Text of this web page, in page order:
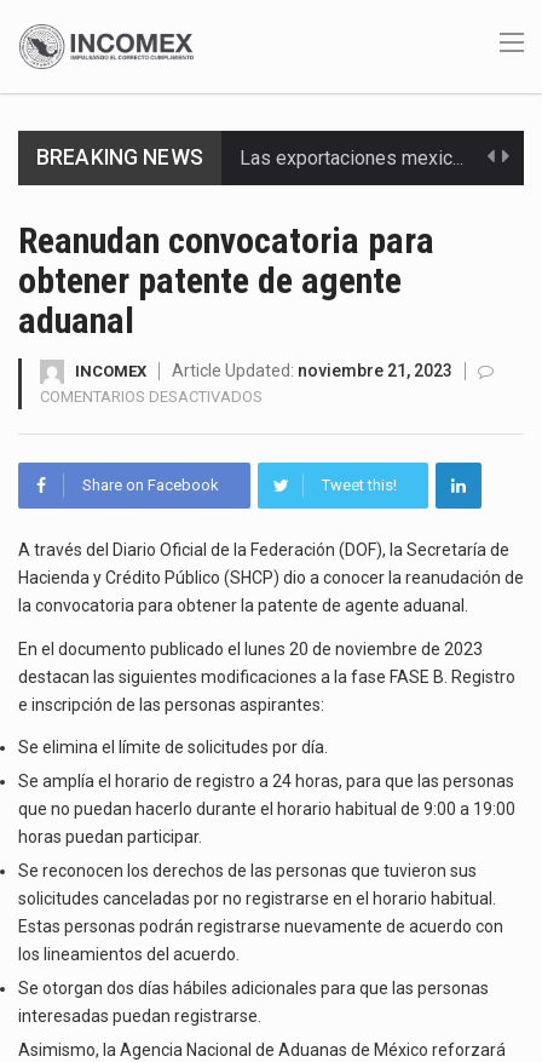
BREAKING NEWS Las exportaciones mexicanas de vehículos ligeros disminuyeron 9.67 % en julio a tasa anual, alcanzando…
Ante la suspensión temporal de las inspecciones sanitarias del Departamento de Agricultura de Estados Unidos…
Los créditos fiscales determinados a empresas IMMEX rara vez nacen de una interpretación equivocada de…
La inversión fija bruta en México registró un aumento de 1.1% interanual en mayo de…
El gobierno de Estados Unidos anunciará un arancel del 15 % sobre los productos fabricados…
El Departamento de Agricultura de Estados Unidos (USDA) suspendió el 5 de agosto de 2026…
Reanudan convocatoria para
obtener patente de agente
aduanal
INCOMEX Article Updated: noviembre 21, 2023
COMENTARIOS DESACTIVADOS
OBTENER
DE
AGENTE
ADUANAL
Share on Facebook Tweet this!
A través del Diario Oficial de la Federación (DOF), la Secretaría de
Hacienda y Crédito Público (SHCP) dio a conocer la reanudación de
la convocatoria para obtener la patente de agente aduanal.
En el documento publicado el lunes 20 de noviembre de 2023
destacan las siguientes modificaciones a la fase FASE B. Registro
e inscripción de las personas aspirantes:
Se elimina el límite de solicitudes por día.
Se amplía el horario de registro a 24 horas, para que las personas
que no puedan hacerlo durante el horario habitual de 9:00 a 19:00
horas puedan participar.
Se reconocen los derechos de las personas que tuvieron sus
solicitudes canceladas por no registrarse en el horario habitual.
Estas personas podrán registrarse nuevamente de acuerdo con
los lineamientos del acuerdo.
Se otorgan dos días hábiles adicionales para que las personas
interesadas puedan registrarse.
Asimismo, la Agencia Nacional de Aduanas de México reforzará